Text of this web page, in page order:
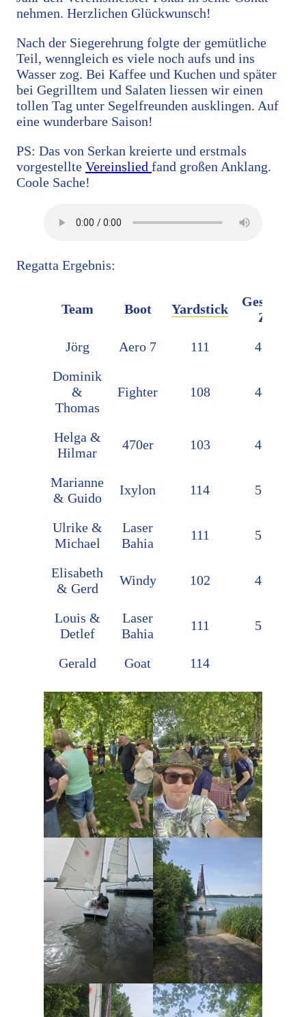
nehmen. Herzlichen Glückwunsch!
Nach der Siegerehrung folgte der gemütliche
Teil, wenngleich es viele noch aufs und ins
Wasser zog. Bei Kaffee und Kuchen und später
bei Gegrilltem und Salaten liessen wir einen
tollen Tag unter Segelfreunden ausklingen. Auf
eine wunderbare Saison!
PS: Das von Serkan kreierte und erstmals
vorgestellte Vereinslied fand großen Anklang.
Coole Sache!
Regatta Ergebnis:
Team Boot Yardstick
Gesegelte
Zeit
Jörg
Aero 7 111
42:27
Dominik
&
Thomas
Fighter 108 44:40
Helga &
Hilmar
470er 103 43:55
Marianne
& Guido
Ixylon 114 51:26
Ulrike &
Michael
Laser
Bahia
111 52:42
Elisabeth
& Gerd
Windy 102 49:18
Louis &
Detlef
Laser
Bahia
111 53:42
Gerald Goat 114